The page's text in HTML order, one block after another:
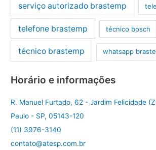
serviço autorizado brastemp
telefone brastemp técnico bosch
técnico brastemp whatsapp
Horário e informações
R. Manuel Furtado, 62 - Jardim Felicidade
Paulo - SP, 05143-120
(11) 3976-3140
contato@atesp.com.br